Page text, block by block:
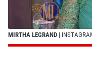
MIRTHA LEGRAND |